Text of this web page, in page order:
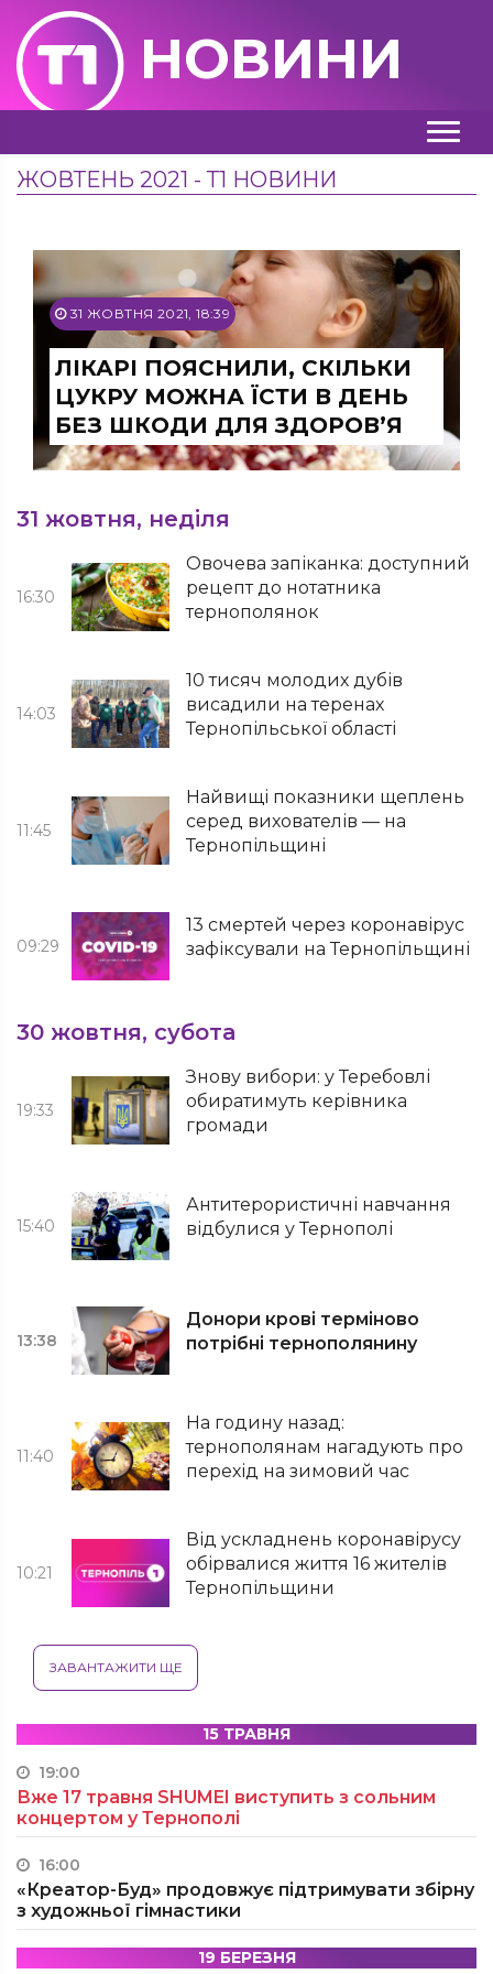
НОВИНИ
ЖОВТЕНЬ 2021 - Т1 НОВИНИ
31 ЖОВТНЯ 2021, 18:39
ЛІКАРІ ПОЯСНИЛИ, СКІЛЬКИ
ЦУКРУ МОЖНА ЇСТИ В ДЕНЬ
БЕЗ ШКОДИ ДЛЯ ЗДОРОВ’Я
31 жовтня, неділя
16:30
Овочева запіканка: доступний
рецепт до нотатника
тернополянок
14:03
10 тисяч молодих дубів
висадили на теренах
Тернопільської області
11:45
Найвищі показники щеплень
серед вихователів — на
Тернопільщині
09:29
13 смертей через коронавірус
зафіксували на Тернопільщині
30 жовтня, субота
19:33
Знову вибори: у Теребовлі
обиратимуть керівника
громади
15:40
Антитерористичні навчання
відбулися у Тернополі
13:38
Донори крові терміново
потрібні тернополянину
11:40
На годину назад:
тернополянам нагадують про
перехід на зимовий час
10:21
Від ускладнень коронавірусу
обірвалися життя 16 жителів
Тернопільщини
ЗАВАНТАЖИТИ ЩЕ
15 ТРАВНЯ
19:00
Вже 17 травня SHUMEI виступить з сольним
концертом у Тернополі
16:00
«Креатор-Буд» продовжує підтримувати збірну
з художньої гімнастики
19 БЕРЕЗНЯ